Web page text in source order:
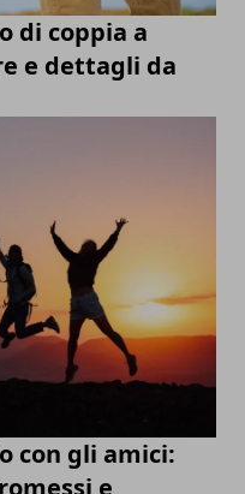
di coppia a
e dettagli da
con gli amici:
e